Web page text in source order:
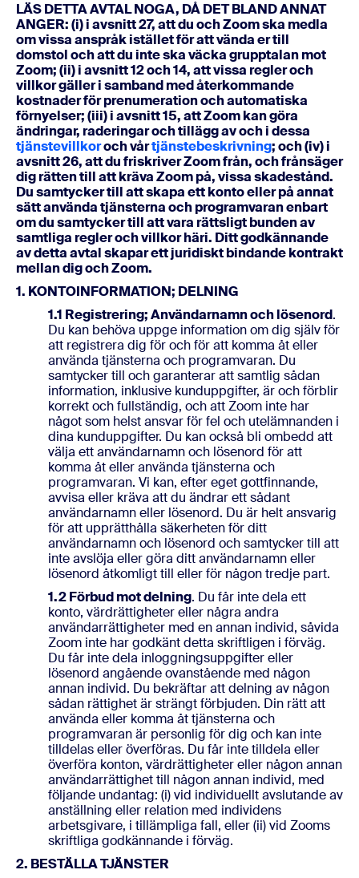
LÄS DETTA AVTAL NOGA, DÅ DET BLAND ANNAT
ANGER: (i) i avsnitt 27, att du och Zoom ska medla
om vissa anspråk istället för att vända er till
domstol och att du inte ska väcka grupptalan mot
Zoom; (ii) i avsnitt 12 och 14, att vissa regler och
villkor gäller i samband med återkommande
kostnader för prenumeration och automatiska
förnyelser; (iii) i avsnitt 15, att Zoom kan göra
ändringar, raderingar och tillägg av och i dessa
tjänstevillkoroch vårtjänstebeskrivning; och (iv) i
avsnitt 26, att du friskriver Zoom från, och frånsäger
dig rätten till att kräva Zoom på, vissa skadestånd.
Du samtycker till att skapa ett konto eller på annat
sätt använda tjänsterna och programvaran enbart
om du samtycker till att vara rättsligt bunden av
samtliga regler och villkor häri. Ditt godkännande
av detta avtal skapar ett juridiskt bindande kontrakt
mellan dig och Zoom.
1. KONTOINFORMATION; DELNING
1.1 Registrering; Användarnamn och lösenord.
Du kan behöva uppge information om dig själv för
att registrera dig för och för att komma åt eller
använda tjänsterna och programvaran. Du
samtycker till och garanterar att samtlig sådan
information, inklusive kunduppgifter, är och förblir
korrekt och fullständig, och att Zoom inte har
något som helst ansvar för fel och utelämnanden i
dina kunduppgifter. Du kan också bli ombedd att
välja ett användarnamn och lösenord för att
komma åt eller använda tjänsterna och
programvaran. Vi kan, efter eget gottfinnande,
avvisa eller kräva att du ändrar ett sådant
användarnamn eller lösenord. Du är helt ansvarig
för att upprätthålla säkerheten för ditt
användarnamn och lösenord och samtycker till att
inte avslöja eller göra ditt användarnamn eller
lösenord åtkomligt till eller för någon tredje part.
1.2 Förbud mot delning. Du får inte dela ett
konto, värdrättigheter eller några andra
användarrättigheter med en annan individ, såvida
Zoom inte har godkänt detta skriftligen i förväg.
Du får inte dela inloggningsuppgifter eller
lösenord angående ovanstående med någon
annan individ. Du bekräftar att delning av någon
sådan rättighet är strängt förbjuden. Din rätt att
använda eller komma åt tjänsterna och
programvaran är personlig för dig och kan inte
tilldelas eller överföras. Du får inte tilldela eller
överföra konton, värdrättigheter eller någon annan
användarrättighet till någon annan individ, med
följande undantag: (i) vid individuellt avslutande av
anställning eller relation med individens
arbetsgivare, i tillämpliga fall, eller (ii) vid Zooms
skriftliga godkännande i förväg.
2. BESTÄLLA TJÄNSTER